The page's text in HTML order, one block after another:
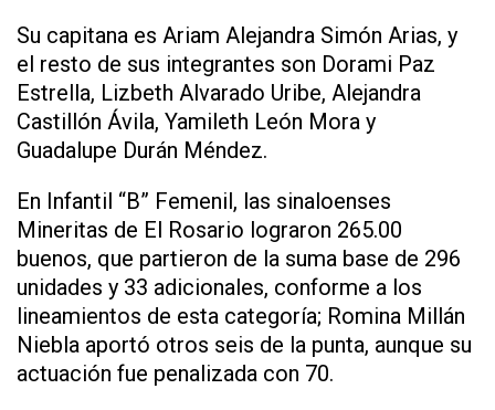
Su capitana es Ariam Alejandra Simón Arias, y
el resto de sus integrantes son Dorami Paz
Estrella, Lizbeth Alvarado Uribe, Alejandra
Castillón Ávila, Yamileth León Mora y
Guadalupe Durán Méndez.
En Infantil “B” Femenil, las sinaloenses
Mineritas de El Rosario lograron 265.00
buenos, que partieron de la suma base de 296
unidades y 33 adicionales, conforme a los
lineamientos de esta categoría; Romina Millán
Niebla aportó otros seis de la punta, aunque su
actuación fue penalizada con 70.